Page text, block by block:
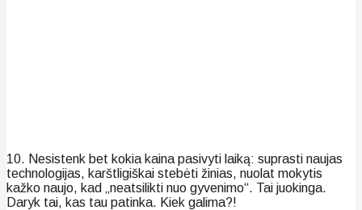
10. Nesistenk bet kokia kaina pasivyti laiką: suprasti naujas
technologijas, karštligiškai stebėti žinias, nuolat mokytis
kažko naujo, kad „neatsilikti nuo gyvenimo“. Tai juokinga.
Daryk tai, kas tau patinka. Kiek galima?!